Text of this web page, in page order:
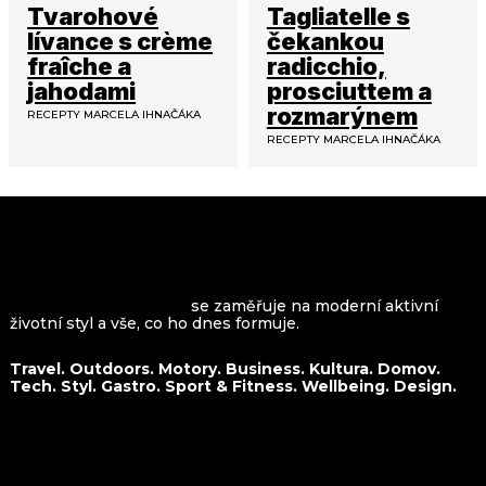
Tvarohové
lívance s crème
fraîche a
jahodami
RECEPTY MARCELA IHNAČÁKA
Tagliatelle s
čekankou
radicchio,
prosciuttem a
rozmarýnem
RECEPTY MARCELA IHNAČÁKA
se zaměřuje na moderní aktivní
životní styl a vše, co ho dnes formuje.
Travel. Outdoors. Motory. Business. Kultura. Domov.
Tech. Styl. Gastro. Sport & Fitness. Wellbeing. Design.